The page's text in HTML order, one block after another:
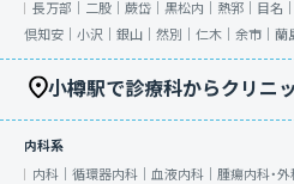
長万部｜ 二股｜ 蕨岱｜ 黒松内｜ 熱郛｜ 目名｜
倶知安｜ 小沢｜ 銀山｜ 然別｜ 仁木｜ 余市｜ 蘭
小樽駅で診療科からクリニ
内科系
内科｜ 循環器内科｜ 血液内科｜ 腫瘍内科・外